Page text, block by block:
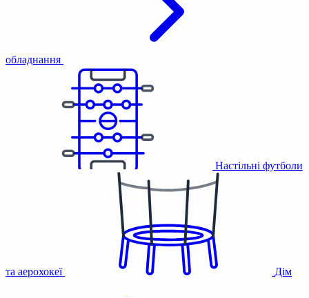
обладнання
Настільні футболи
та аерохокеї Дім